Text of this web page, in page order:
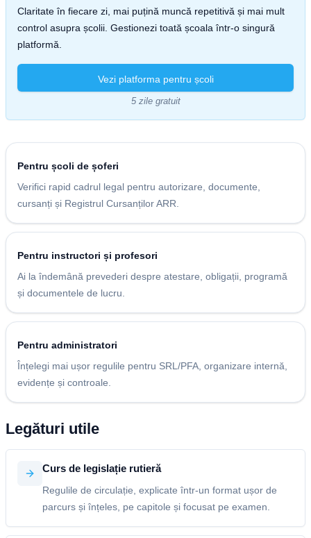
Claritate în fiecare zi, mai puțină muncă repetitivă și mai mult
control asupra școlii. Gestionezi toată școala într-o singură
platformă.
Vezi platforma pentru școli
5 zile gratuit
Pentru școli de șoferi
Verifici rapid cadrul legal pentru autorizare, documente,
cursanți și Registrul Cursanților ARR.
Pentru instructori și profesori
Ai la îndemână prevederi despre atestare, obligații, programă
și documentele de lucru.
Pentru administratori
Înțelegi mai ușor regulile pentru SRL/PFA, organizare internă,
evidențe și controale.
Legături utile
Curs de legislație rutieră
Regulile de circulație, explicate într-un format ușor de
parcurs și înțeles, pe capitole și focusat pe examen.